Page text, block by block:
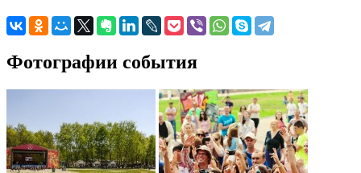
Фотографии события